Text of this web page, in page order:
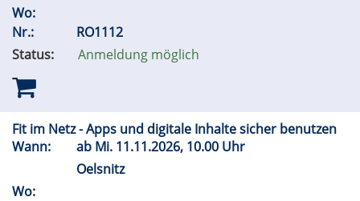
Wo:
Nr.:
RO1112
Status:
Anmeldung möglich
Fit im Netz - Apps und digitale Inhalte sicher benutzen
Wann:
ab Mi. 11.11.2026, 10.00 Uhr
Oelsnitz
Wo: